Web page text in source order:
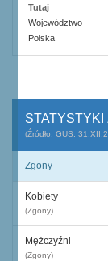
Tutaj
Województwo
Polska
(Źródło: GUS,
Zgony
Kobiety
(Zgony)
Mężczyźni
(Zgony)